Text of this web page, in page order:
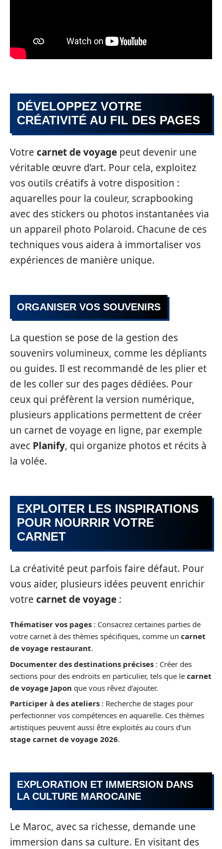
DÉVELOPPEZ VOTRE
CRÉATIVITÉ AU FIL DES PAGES
Votre carnet de voyage peut devenir une
véritable œuvre d’art. Pour cela, exploitez
vos outils créatifs à votre disposition :
aquarelles pour la couleur, scrapbooking
avec des stickers ou photos instantanées via
un appareil photo Polaroid. Chacune de ces
techniques vous aidera à immortaliser vos
expériences de manière unique.
ORGANISER VOS SOUVENIRS
La question se pose de la gestion des
souvenirs volumineux, comme les dépliants
ou guides. Il est recommandé de les plier et
de les coller sur des pages dédiées. Pour
ceux qui préfèrent la version numérique,
plusieurs applications permettent de créer
un carnet de voyage en ligne, par exemple
avec Planify, qui organize photos et récits à
la volée.
EXPLOITER LES INSPIRATIONS
POUR NOURRIR VOTRE
CARNET
La créativité peut parfois faire défaut. Pour
vous aider, plusieurs idées peuvent enrichir
votre carnet de voyage :
Thématiser vos pages : Consacrez certaines parties de
votre carnet à des thèmes spécifiques, comme un carnet
de voyage restaurant.
Documenter des destinations précises : Créer des
sections pour des endroits en particulier, tels que le carnet
de voyage Japon que vous rêvez d’ajouter.
Participer à des ateliers : Recherche de stages pour
perfectionner vos compétences en aquarelle. Ces thèmes
artistiques peuvent aussi être exploités au cours d’un
stage carnet de voyage 2026.
EXPLORATION ET IMMERSION DANS
LA CULTURE MAROCAINE
Le Maroc, avec sa richesse, demande une
immersion dans sa culture. En visitant des